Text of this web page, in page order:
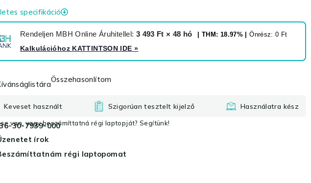
specifikáció
Rendeljen MBH Online Áruhitellel: 3 493 Ft × 48 hó | THM: 18.97% |Önrész: 0 Ft
Kalkulációhoz KATTINTSON IDE »
Összehasonlítom
Keveset használt Szigorúan tesztelt kijelző Használatra kész
van, vagy beszámíttatná régi laptopját? Segítünk!
30-7939-000
írok
régi laptopomat